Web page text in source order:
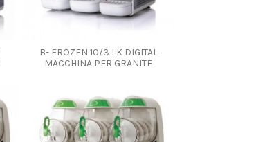
B- FROZEN 10/3 LK DIGITAL
MACCHINA PER GRANITE